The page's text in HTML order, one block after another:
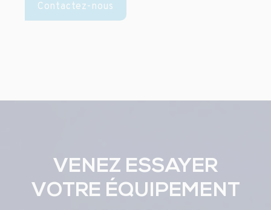
Contactez-nous
VENEZ ESSAYER
VOTRE ÉQUIPEMENT